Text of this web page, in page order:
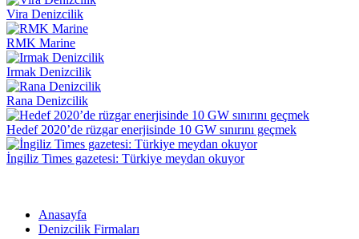
Vira Denizcilik
RMK Marine
Irmak Denizcilik
Rana Denizcilik
Hedef 2020’de rüzgar enerjisinde 10 GW sınırını geçmek
İngiliz Times gazetesi: Türkiye meydan okuyor
Anasayfa
Denizcilik Firmaları